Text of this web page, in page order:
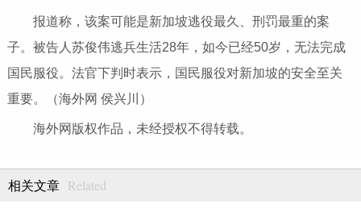
报道称，该案可能是新加坡逃役最久、刑罚最重的案
子。被告人苏俊伟逃兵生活28年，如今已经50岁，无法完成
国民服役。法官下判时表示，国民服役对新加坡的安全至关
重要。（海外网 侯兴川）
海外网版权作品，未经授权不得转载。
相关文章 Related